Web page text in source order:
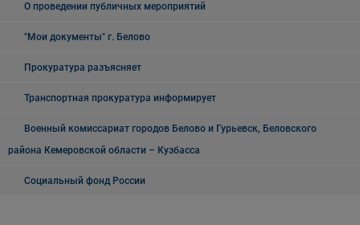
О проведении публичных мероприятий
"Мои документы" г. Белово
Прокуратура разъясняет
Транспортная прокуратура информирует
Военный комиссариат городов Белово и Гурьевск, Беловского
района Кемеровской области – Кузбасса
Социальный фонд России